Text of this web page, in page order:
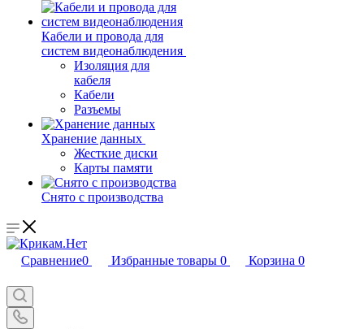
Кабели и провода для
систем видеонаблюдения
Изоляция для
кабеля
Кабели
Разъемы
Хранение данных
Жесткие диски
Карты памяти
Снято с производства
Сравнение0 Избранные товары 0 Корзина 0